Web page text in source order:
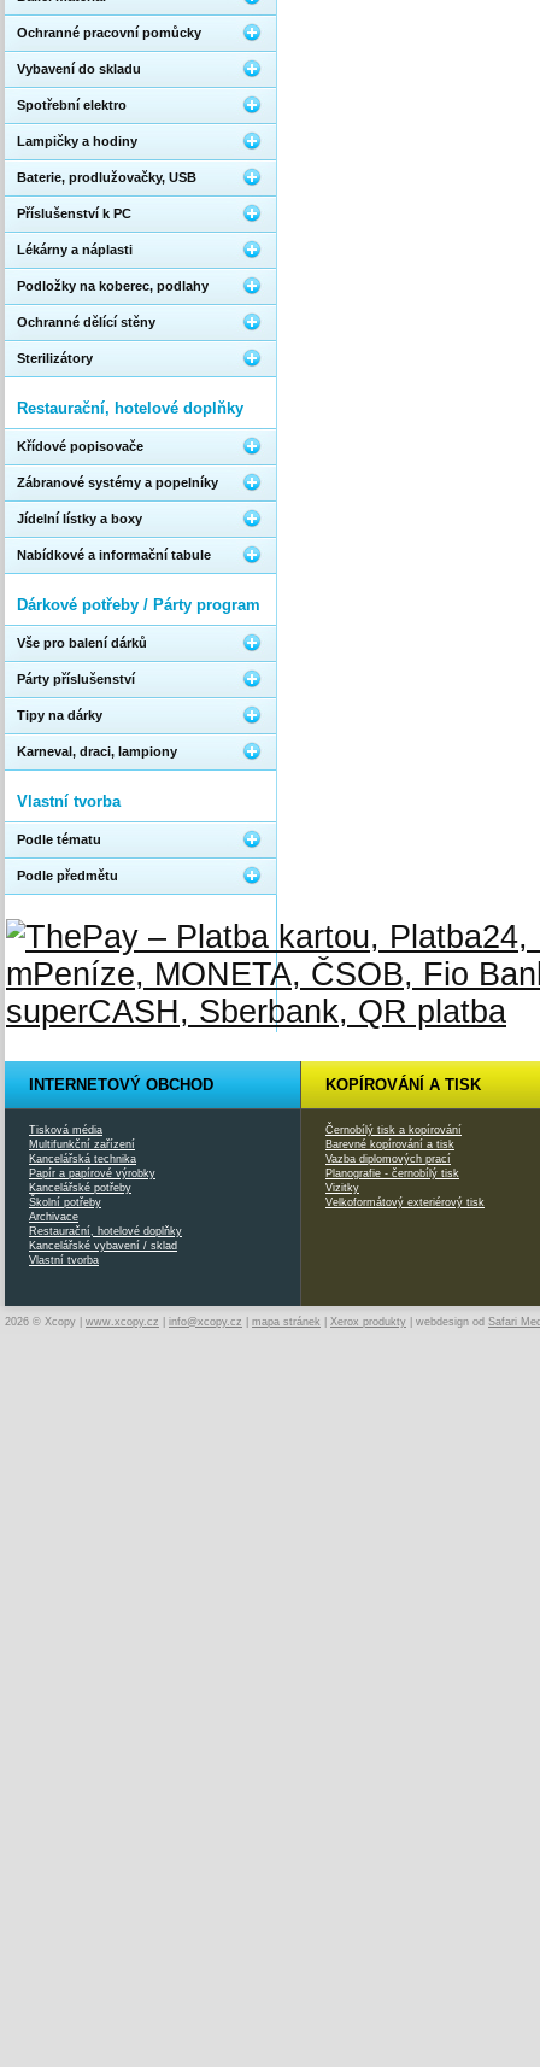
Ochranné pracovní pomůcky
Vybavení do skladu
Spotřební elektro
Lampičky a hodiny
Baterie, prodlužovačky, USB
Příslušenství k PC
Lékárny a náplasti
Podložky na koberec, podlahy
Ochranné dělící stěny
Sterilizátory
Restaurační, hotelové doplňky
Křídové popisovače
Zábranové systémy a popelníky
Jídelní lístky a boxy
Nabídkové a informační tabule
Dárkové potřeby / Párty program
Vše pro balení dárků
Párty příslušenství
Tipy na dárky
Karneval, draci, lampiony
Vlastní tvorba
Podle tématu
Podle předmětu
INTERNETOVÝ OBCHOD
Tisková média
Multifunkční zařízení
Kancelářská technika
Papír a papírové výrobky
Kancelářské potřeby
Školní potřeby
Archivace
Restaurační, hotelové doplňky
Kancelářské vybavení / sklad
Vlastní tvorba
KOPÍROVÁNÍ A TISK
Černobílý tisk a kopírování
Barevné kopírování a tisk
Vazba diplomových prací
Planografie - černobílý tisk
Vizitky
Velkoformátový exteriérový tisk
2026 © Xcopy | www.xcopy.cz info@xcopy.cz mapa stránek Xerox produkty | webdesign od Safari